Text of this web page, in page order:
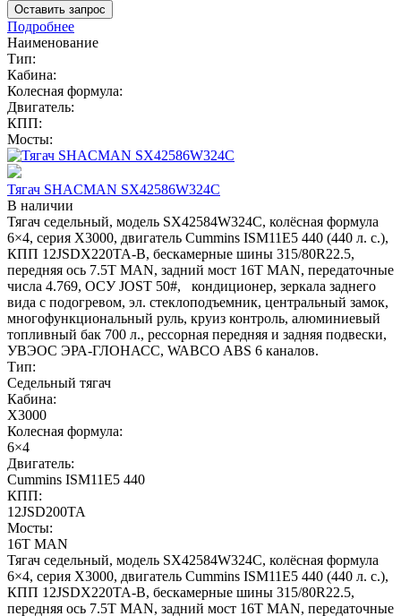
Оставить запрос
Подробнее
Наименование
Тип:
Кабина:
Колесная формула:
Двигатель:
КПП:
Мосты:
Тягач SHACMAN SX42586W324C
В наличии
Тягач седельный, модель SX42584W324C, колёсная формула
6×4, серия X3000, двигатель Cummins ISM11E5 440 (440 л. с.),
КПП 12JSDX220TA-B, бескамерные шины 315/80R22.5,
передняя ось 7.5T MAN, задний мост 16T MAN, передаточные
числа 4.769, ОСУ JOST 50#, кондиционер, зеркала заднего
вида с подогревом, эл. стеклоподъемник, центральный замок,
многофункциональный руль, круиз контроль, алюминиевый
топливный бак 700 л., рессорная передняя и задняя подвески,
УВЭОС ЭРА-ГЛОНАСС, WABCO ABS 6 каналов.
Тип:
Седельный тягач
Кабина:
X3000
Колесная формула:
6×4
Двигатель:
Cummins ISM11E5 440
КПП:
12JSD200TA
Мосты:
16T MAN
Тягач седельный, модель SX42584W324C, колёсная формула
6×4, серия X3000, двигатель Cummins ISM11E5 440 (440 л. с.),
КПП 12JSDX220TA-B, бескамерные шины 315/80R22.5,
передняя ось 7.5T MAN, задний мост 16T MAN, передаточные